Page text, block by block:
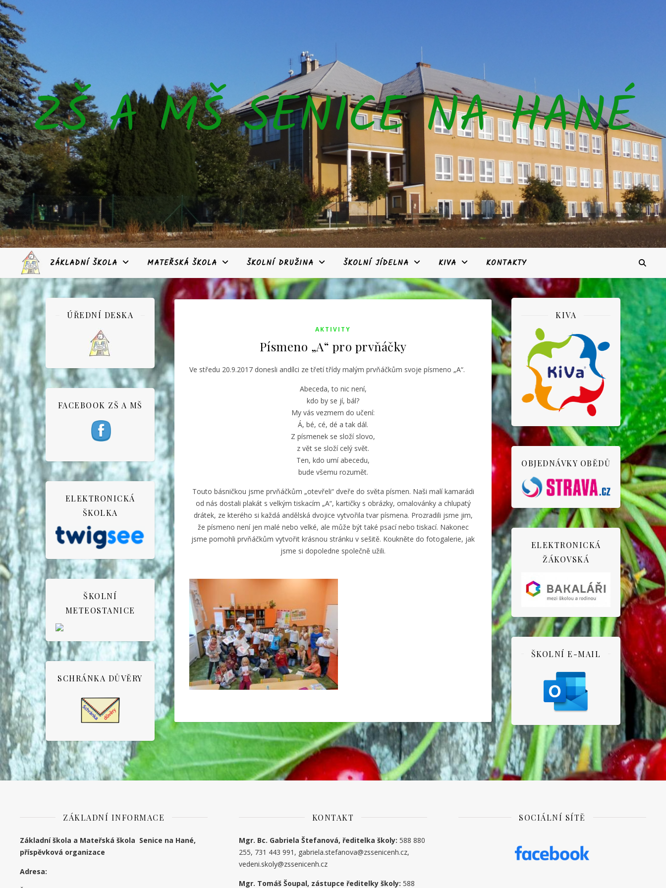
ZŠ A MŠ SENICE NA HANÉ
ZÁKLADNÍ ŠKOLA MATEŘSKÁ ŠKOLA ŠKOLNÍ DRUŽINA ŠKOLNÍ JÍDELNA KIVA KONTAKTY
ÚŘEDNÍ DESKA
FACEBOOK ZŠ A MŠ
ELEKTRONICKÁ
ŠKOLKA
ŠKOLNÍ
METEOSTANICE
SCHRÁNKA DŮVĚRY
AKTIVITY
Písmeno „A“ pro prvňáčky
Ve středu 20.9.2017 donesli andílci ze třetí třídy malým prvňáčkům svoje písmeno „A“.
Abeceda, to nic není,
kdo by se jí, bál?
My vás vezmem do učení:
Á, bé, cé, dé a tak dál.
Z písmenek se složí slovo,
z vět se složí celý svět.
Ten, kdo umí abecedu,
bude všemu rozumět.
Touto básničkou jsme prvňáčkům „otevřeli“ dveře do světa písmen. Naši malí kamarádi
od nás dostali plakát s velkým tiskacím „A“, kartičky s obrázky, omalovánky a chlupatý
drátek, ze kterého si každá andělská dvojice vytvořila tvar písmena. Prozradili jsme jim,
že písmeno není jen malé nebo velké, ale může být také psací nebo tiskací. Nakonec
jsme pomohli prvňáčkům vytvořit krásnou stránku v sešitě. Koukněte do fotogalerie, jak
jsme si dopoledne společně užili.
KIVA
OBJEDNÁVKY OBĚDŮ
ELEKTRONICKÁ
ŽÁKOVSKÁ
ŠKOLNÍ E-MAIL
ZÁKLADNÍ INFORMACE
Základní škola a Mateřská škola Senice na Hané,
příspěvková organizace
Adresa:
KONTAKT
Mgr. Bc. Gabriela Štefanová, ředitelka školy: 588 880
255, 731 443 991, gabriela.stefanova@zssenicenh.cz,
vedeni.skoly@zssenicenh.cz
Mgr. Tomáš Šoupal, zástupce ředitelky školy: 588
SOCIÁLNÍ SÍTĚ